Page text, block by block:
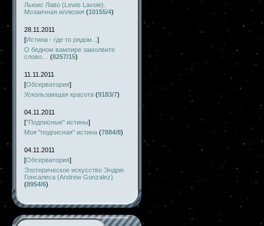
Льюис Лаво (Lewis Lavoie).
Мозаичная иллюзия (10155/4)
28.11.2011
[Истина - где то рядом... ]
О бедном вампире замолвите
слово…
(8257/15)
11.11.2011
[Обсерватория]
Ускользающая красота (9183/7)
04.11.2011
["Подписные" истины]
Моя "подписная" истина (7884/8)
04.11.2011
[Обсерватория]
Эзотерическое искусство Эндрю
Гонсалеса (Andrew Gonzalez)
(8954/6)